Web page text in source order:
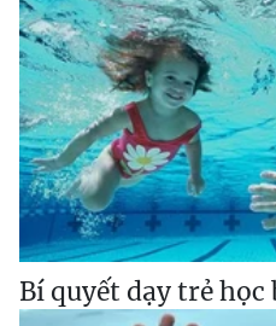
Bí quyết dạy trẻ